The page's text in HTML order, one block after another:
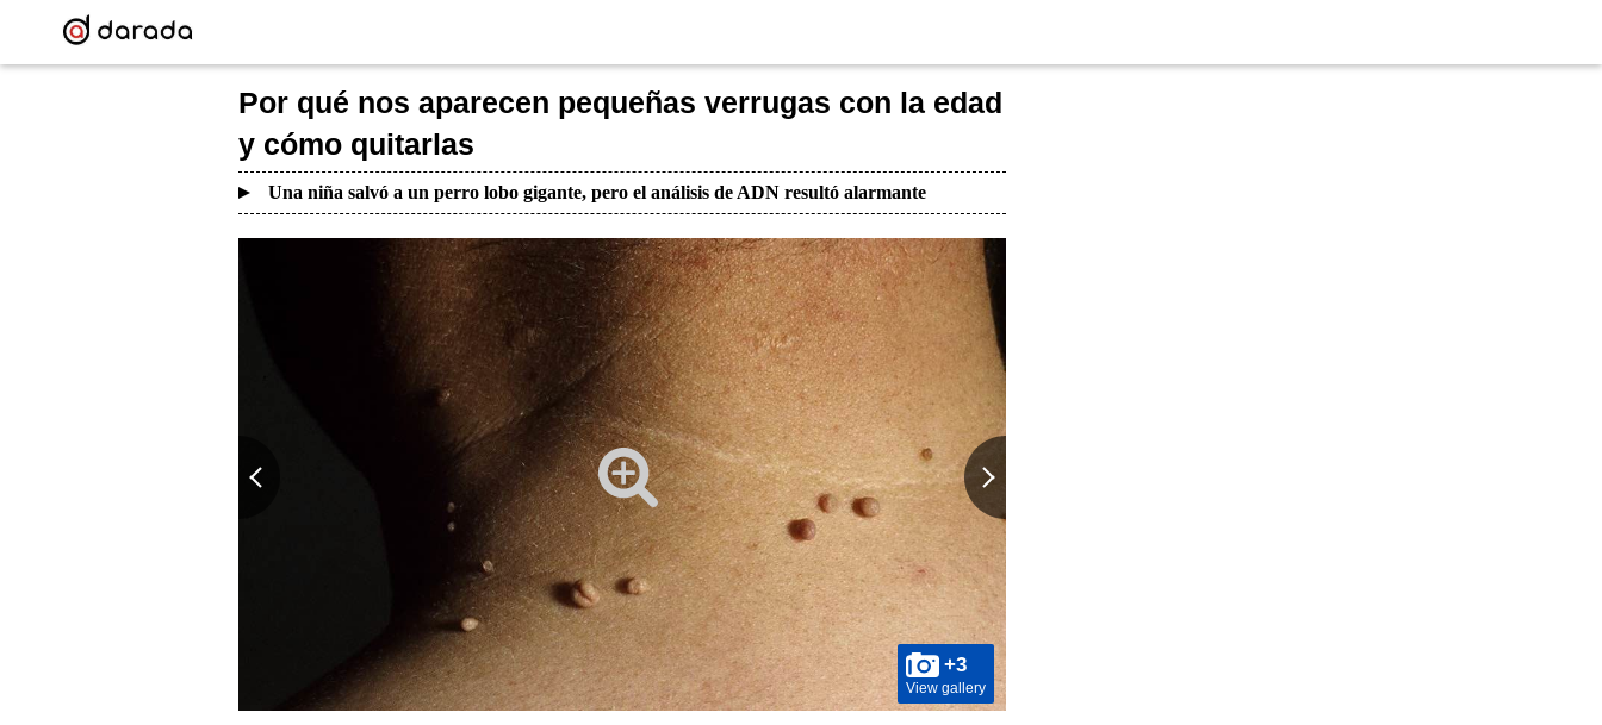
Por qué nos aparecen pequeñas verrugas con la edad
y cómo quitarlas
Una niña salvó a un perro lobo gigante, pero el análisis de ADN resultó alarmante
+3
View gallery